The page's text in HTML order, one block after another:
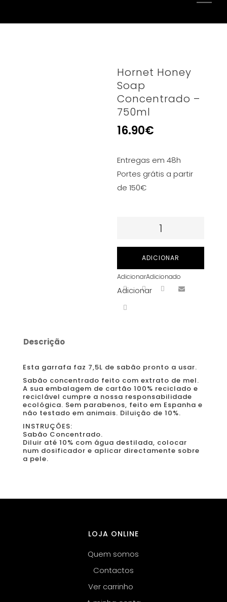
Hornet Honey
Soap
Concentrado –
750ml
16.90€
Entregas em 48h
Portes grátis a partir
de 150€
Quantidade
Soap
Concentrado
ADICIONAR
AdicionarAdicionado
Adicionar
Descrição
Esta garrafa faz 7,5L de sabão pronto a usar.
Sabão concentrado feito com extrato de mel.
A sua embalagem de cartão 100% reciclado e
reciclável cumpre a nossa responsabilidade
ecológica. Sem parabenos, feito em Espanha e
não testado em animais. Diluição de 10%.
INSTRUÇÕES:
Sabão Concentrado.
Diluir até 10% com água destilada, colocar
num dosificador e aplicar directamente sobre
a pele.
LOJA ONLINE
Quem somos
Contactos
Ver carrinho